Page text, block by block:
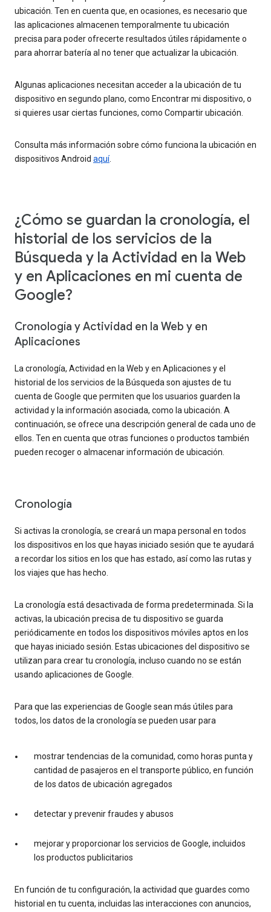
ubicación. Ten en cuenta que, en ocasiones, es necesario que
las aplicaciones almacenen temporalmente tu ubicación
precisa para poder ofrecerte resultados útiles rápidamente o
para ahorrar batería al no tener que actualizar la ubicación.
Algunas aplicaciones necesitan acceder a la ubicación de tu
dispositivo en segundo plano, como Encontrar mi dispositivo, o
si quieres usar ciertas funciones, como Compartir ubicación.
Consulta más información sobre cómo funciona la ubicación en
dispositivos Android aquí.
¿Cómo se guardan la cronología, el
historial de los servicios de la
Búsqueda y la Actividad en la Web
y en Aplicaciones en mi cuenta de
Google?
Cronología y Actividad en la Web y en
Aplicaciones
La cronología, Actividad en la Web y en Aplicaciones y el
historial de los servicios de la Búsqueda son ajustes de tu
cuenta de Google que permiten que los usuarios guarden la
actividad y la información asociada, como la ubicación. A
continuación, se ofrece una descripción general de cada uno de
ellos. Ten en cuenta que otras funciones o productos también
pueden recoger o almacenar información de ubicación.
Cronología
Si activas la cronología, se creará un mapa personal en todos
los dispositivos en los que hayas iniciado sesión que te ayudará
a recordar los sitios en los que has estado, así como las rutas y
los viajes que has hecho.
La cronología está desactivada de forma predeterminada. Si la
activas, la ubicación precisa de tu dispositivo se guarda
periódicamente en todos los dispositivos móviles aptos en los
que hayas iniciado sesión. Estas ubicaciones del dispositivo se
utilizan para crear tu cronología, incluso cuando no se están
usando aplicaciones de Google.
Para que las experiencias de Google sean más útiles para
todos, los datos de la cronología se pueden usar para
mostrar tendencias de la comunidad, como horas punta y
cantidad de pasajeros en el transporte público, en función
de los datos de ubicación agregados
detectar y prevenir fraudes y abusos
mejorar y proporcionar los servicios de Google, incluidos
los productos publicitarios
En función de tu configuración, la actividad que guardes como
historial en tu cuenta, incluidas las interacciones con anuncios,